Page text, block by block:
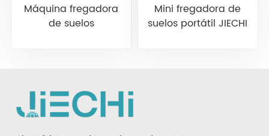
Máquina fregadora
de suelos
Mini fregadora de
suelos portátil JIECHI